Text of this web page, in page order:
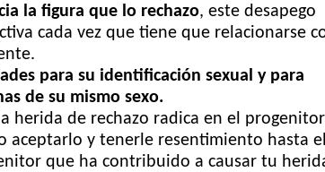
la figura que lo rechazo, este desapego
cada vez que tiene que relacionarse
para su identificación sexual y para
de su mismo sexo.
herida de rechazo radica en el progenitor
aceptarlo y tenerle resentimiento hasta
que ha contribuido a causar tu